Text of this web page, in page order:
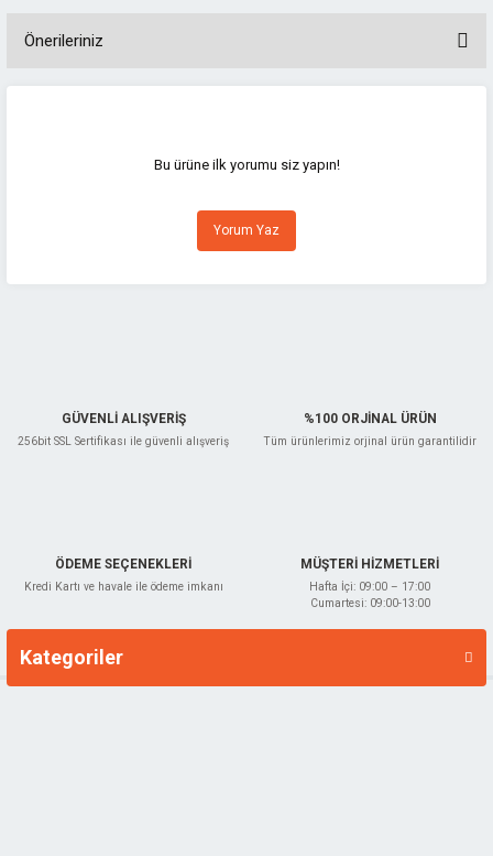
Önerileriniz
Görüş ve önerileriniz için teşekkür ederiz.
Ürün resmi kalitesiz, bozuk veya görüntülenemiyor.
Ürün açıklamasında eksik bilgiler bulunuyor.
Bu ürüne ilk yorumu siz yapın!
Yorum Yaz
GÜVENLİ ALIŞVERİŞ
256bit SSL Sertifikası ile güvenli alışveriş
%100 ORJİNAL ÜRÜN
Tüm ürünlerimiz orjinal ürün garantilidir
ÖDEME SEÇENEKLERİ
Kredi Kartı ve havale ile ödeme imkanı
MÜŞTERİ HİZMETLERİ
Hafta İçi: 09:00 – 17:00
Cumartesi: 09:00-13:00
Kategoriler
Markalar